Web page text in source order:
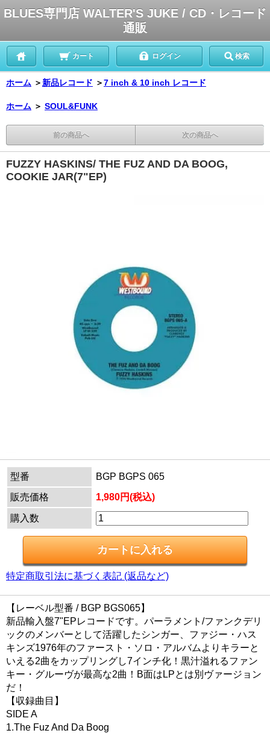
BLUES専門店 WALTER'S JUKE / CD・レコード
通販
カート ログイン 検索
ホーム ＞ 新品レコード ＞7 inch & 10 inch レコード
ホーム ＞ SOUL&FUNK
前の商品へ 次の商品へ
FUZZY HASKINS/ THE FUZ AND DA BOOG,
COOKIE JAR(7"EP)
型番
BGP BGPS 065
販売価格
1,980円(税込)
購入数
特定商取引法に基づく表記 (返品など)
【レーベル型番 / BGP BGS065】
新品輸入盤7"EPレコードです。パーラメント/ファンクデリ
ックのメンバーとして活躍したシンガー、ファジー・ハス
キンズ1976年のファースト・ソロ・アルバムよりキラーと
いえる2曲をカップリングし7インチ化！黒汁溢れるファン
キー・グルーヴが最高な2曲！B面はLPとは別ヴァージョン
だ！
【収録曲目】
SIDE A
1.The Fuz And Da Boog